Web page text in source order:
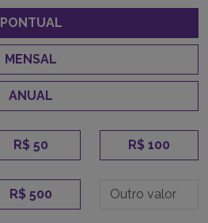
PONTUAL
MENSAL
ANUAL
R$ 50 R$ 100
R$ 500